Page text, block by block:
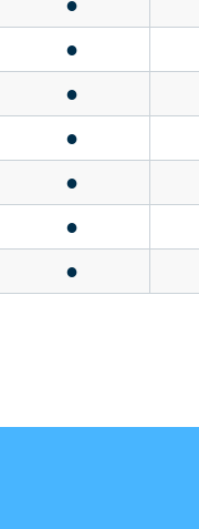
●
●
●
●
●
●